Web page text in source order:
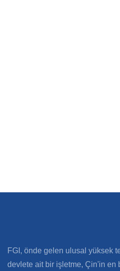
FGI, önde gelen ulusal yüksek
devlete ait bir işletme, Çin'in en